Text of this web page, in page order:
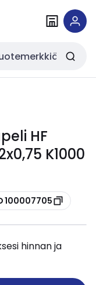
HF
K1000
100007705
hinnan ja